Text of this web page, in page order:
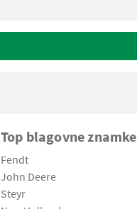
Top blagovne znamke
Fendt
John Deere
Steyr